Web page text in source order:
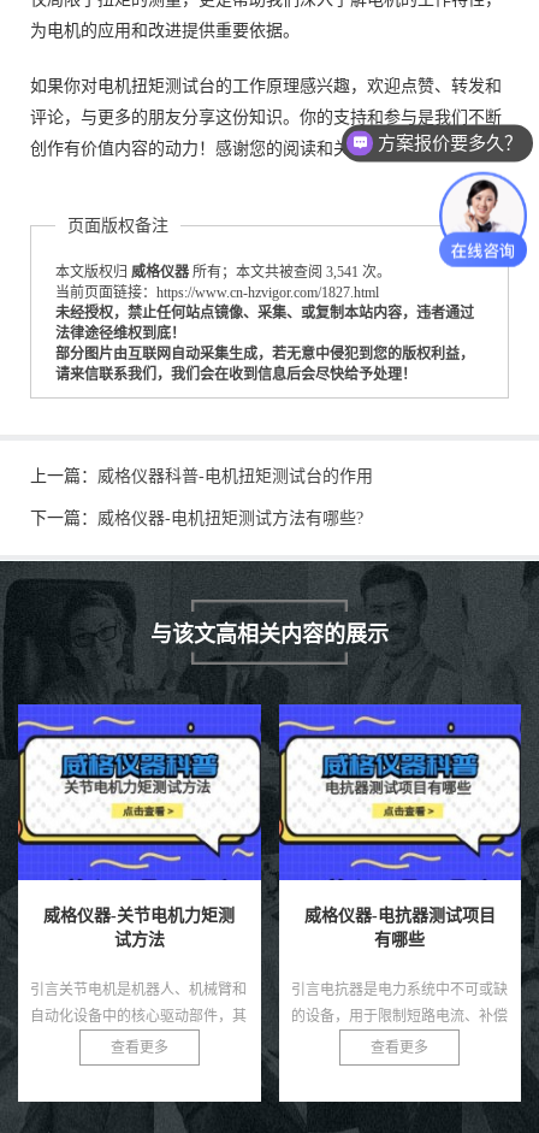
为电机的应用和改进提供重要依据。
如果你对电机扭矩测试台的工作原理感兴趣，欢迎点赞、转发和
评论，与更多的朋友分享这份知识。你的支持和参与是我们不断
创作有价值内容的动力！感谢您的阅读和关注！
页面版权备注
本文版权归 威格仪器 所有；本文共被查阅 3,541 次。
当前页面链接：https://www.cn-hzvigor.com/1827.html
未经授权，禁止任何站点镜像、采集、或复制本站内容，违者通过
法律途径维权到底！
部分图片由互联网自动采集生成，若无意中侵犯到您的版权利益，
请来信联系我们，我们会在收到信息后会尽快给予处理！
上一篇： 威格仪器科普-电机扭矩测试台的作用
下一篇： 威格仪器-电机扭矩测试方法有哪些?
与该文高相关内容的展示
威格仪器-关节电机力矩测
试方法
引言关节电机是机器人、机械臂和
自动化设备中的核心驱动部件，其
力矩输出直接决定了系统的运动精
度、负载能力和稳定性。无论是工
查看更多
威格仪器-电抗器测试项目
有哪些
引言电抗器是电力系统中不可或缺
的设备，用于限制短路电流、补偿
无功功率和滤除谐波，广泛应用于
变电站、输配电网络和工业电力系
压、...
查看更多
方案报价要多久？